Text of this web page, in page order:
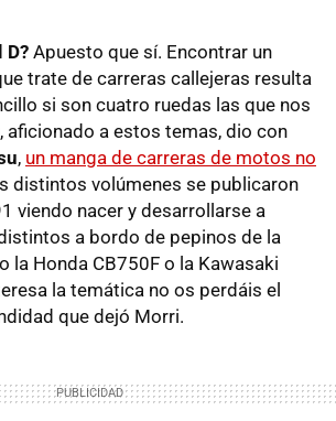
D? Apuesto que sí. Encontrar un
trate de carreras callejeras resulta
si son cuatro ruedas las que nos
aficionado a estos temas, dio con
, un manga de carreras de motos no
distintos volúmenes se publicaron
viendo nacer y desarrollarse a
a bordo de pepinos de la
la Honda CB750F o la Kawasaki
la temática no os perdáis el
que dejó Morri.